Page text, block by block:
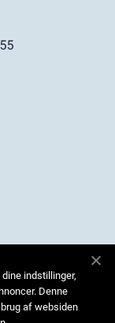
indstillinger,
Denne
af websiden